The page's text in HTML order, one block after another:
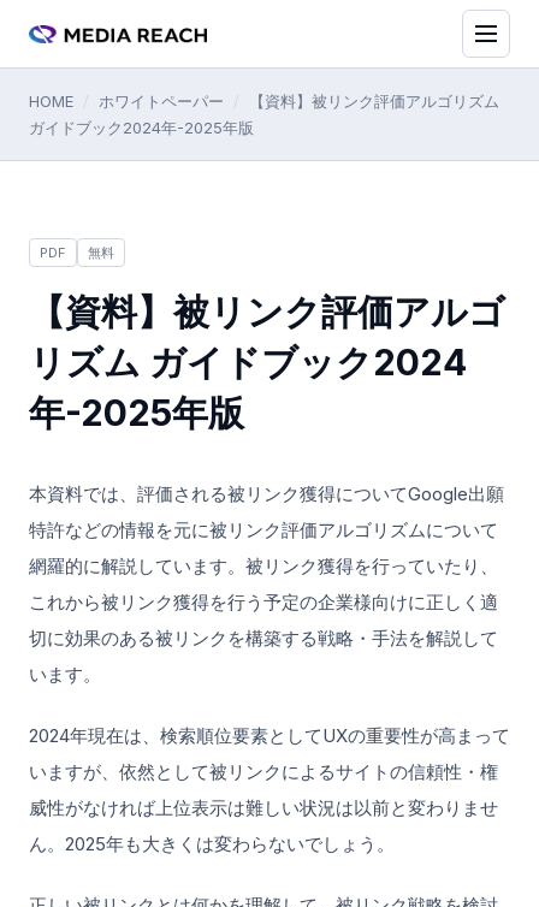
HOME ホワイトペーパー
【資料】被リンク評価アルゴリズム
ガイドブック2024年-2025年版
PDF 無料
【資料】被リンク評価アルゴ
リズム ガイドブック2024
年-2025年版
本資料では、評価される被リンク獲得についてGoogle出願
特許などの情報を元に被リンク評価アルゴリズムについて
網羅的に解説しています。被リンク獲得を行っていたり、
これから被リンク獲得を行う予定の企業様向けに正しく適
切に効果のある被リンクを構築する戦略・手法を解説して
います。
2024年現在は、検索順位要素としてUXの重要性が高まって
いますが、依然として被リンクによるサイトの信頼性・権
威性がなければ上位表示は難しい状況は以前と変わりませ
ん。2025年も大きくは変わらないでしょう。